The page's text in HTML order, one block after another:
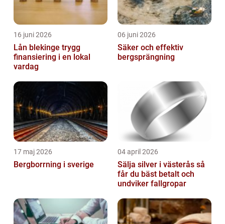
16 juni 2026
Lån blekinge trygg
finansiering i en lokal
vardag
06 juni 2026
Säker och effektiv
bergsprängning
17 maj 2026
Bergborrning i sverige
04 april 2026
Sälja silver i västerås så
får du bäst betalt och
undviker fallgropar